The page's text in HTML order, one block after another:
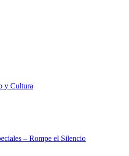
y Cultura
– Rompe el Silencio